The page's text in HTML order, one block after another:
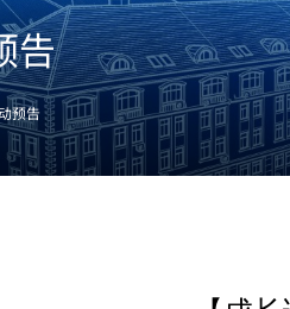
告
预告